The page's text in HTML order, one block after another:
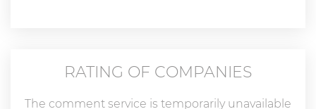
RATING OF COMPANIES
The comment service is temporarily unavailable